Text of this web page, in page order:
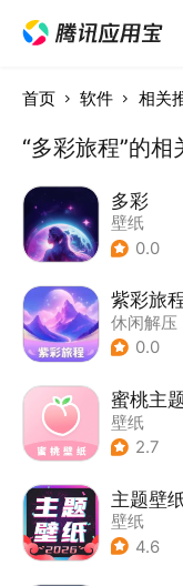
首页 软件 相关
“多彩旅程”的
多彩
壁纸
0.0
紫彩旅
休闲解压
0.0
蜜桃主
壁纸
2.7
主题壁
壁纸
4.6